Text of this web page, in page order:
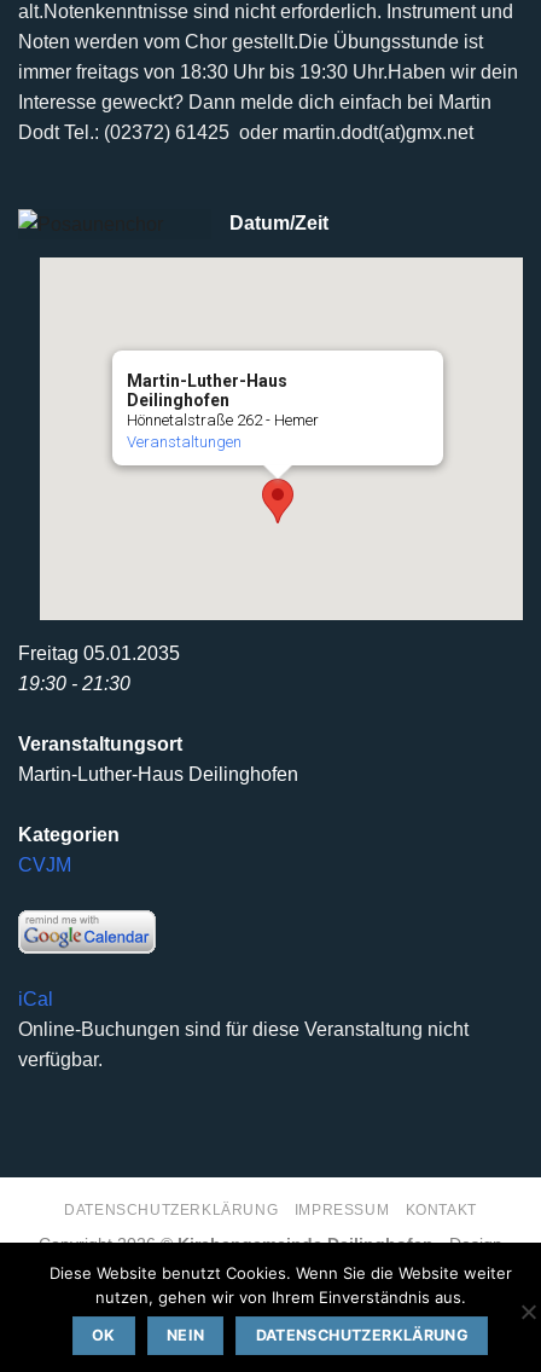
alt.Notenkenntnisse sind nicht erforderlich. Instrument und
Noten werden vom Chor gestellt.Die Übungsstunde ist
immer freitags von 18:30 Uhr bis 19:30 Uhr.Haben wir dein
Interesse geweckt? Dann melde dich einfach bei Martin
Dodt Tel.: (02372) 61425 oder martin.dodt(at)gmx.net
Martin-Luther-Haus
Deilinghofen
Hönnetalstraße 262 - Hemer
Veranstaltungen
Datum/Zeit
Freitag 05.01.2035
19:30 - 21:30
Veranstaltungsort
Martin-Luther-Haus Deilinghofen
Kategorien
CVJM
iCal
Online-Buchungen sind für diese Veranstaltung nicht
verfügbar.
DATENSCHUTZERKLÄRUNG IMPRESSUM KONTAKT
Copyright 2026 ©Kirchengemeinde Deilinghofen- Design
kleinzweidrei Kommunikationsdesign
Diese Website benutzt Cookies. Wenn Sie die Website weiter
nutzen, gehen wir von Ihrem Einverständnis aus.
OK NEIN DATENSCHUTZERKLÄRUNG